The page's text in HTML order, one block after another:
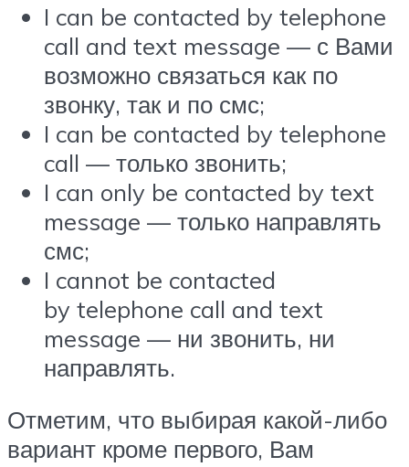
I can be contacted by telephone
call and text message — с Вами
возможно связаться как по
звонку, так и по смс;
I can be contacted by telephone
call — только звонить;
I can only be contacted by text
message — только направлять
смс;
I cannot be contacted
by telephone call and text
message — ни звонить, ни
направлять.
Отметим, что выбирая какой-либо
вариант кроме первого, Вам